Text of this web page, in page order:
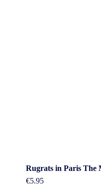
Rugrats in Paris The
€5.95